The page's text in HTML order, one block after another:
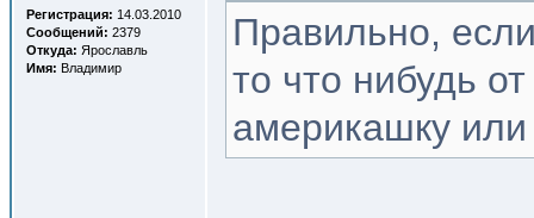
Регистрация: 14.03.2010
Сообщений: 2379
Откуда: Ярославль
Имя: Владимир
Правильно,
то что нибудь
америкашку